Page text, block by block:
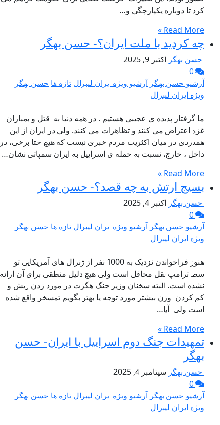
کرد تا دوباره یکپارچگی و…
Read More »
چه کردید با ملت ایران؟- حسن بهگر
حسن بهگر اکتبر 9, 2025
آرشیو حسن بهگر آرشیو ویژه ایران لیبرال تازه ها حسن بهگر
ویژه ایران لیبرال
ما گرفتار پدیده ی عجیبی هستیم . در همه دنیا به قتل و بمباران
غزه اعتراض می کنند و تظاهرات می کنند. ولی در ایران از این
همدردی در میان اکثریت مردم خبری نیست که هیچ حتا برخی، در
داخل ، خارج، نسبت به حمله ی اسراییل به ایران سمپاتی نشان…
Read More »
بسیج ارتش به چه قصد؟- حسن بهگر
حسن بهگر اکتبر 4, 2025
آرشیو حسن بهگر آرشیو ویژه ایران لیبرال تازه ها حسن بهگر
ویژه ایران لیبرال
هنوز فراخواندن نزدیک به 1000 نفر از ژنرال های آمریکایی تو
سط ترامپ نقل محافل است ولی هیچ دلیل منطقی برای آن ارائه
نشده است. البته سخنان وزیر جنگ هگزت در مورد زدن ریش و
کم کردن وزن بیشتر مورد توجه یا بهتر بگویم تمسخر واقع شده
است ولی آیا…
Read More »
تمهیدات جنگ دوم اسراییل با ایران- حسن
بهگر
حسن بهگر سپتامبر 4, 2025
آرشیو حسن بهگر آرشیو ویژه ایران لیبرال تازه ها حسن بهگر
ویژه ایران لیبرال